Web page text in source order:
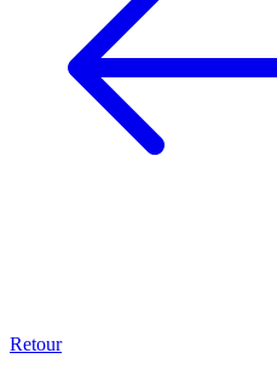
Retour